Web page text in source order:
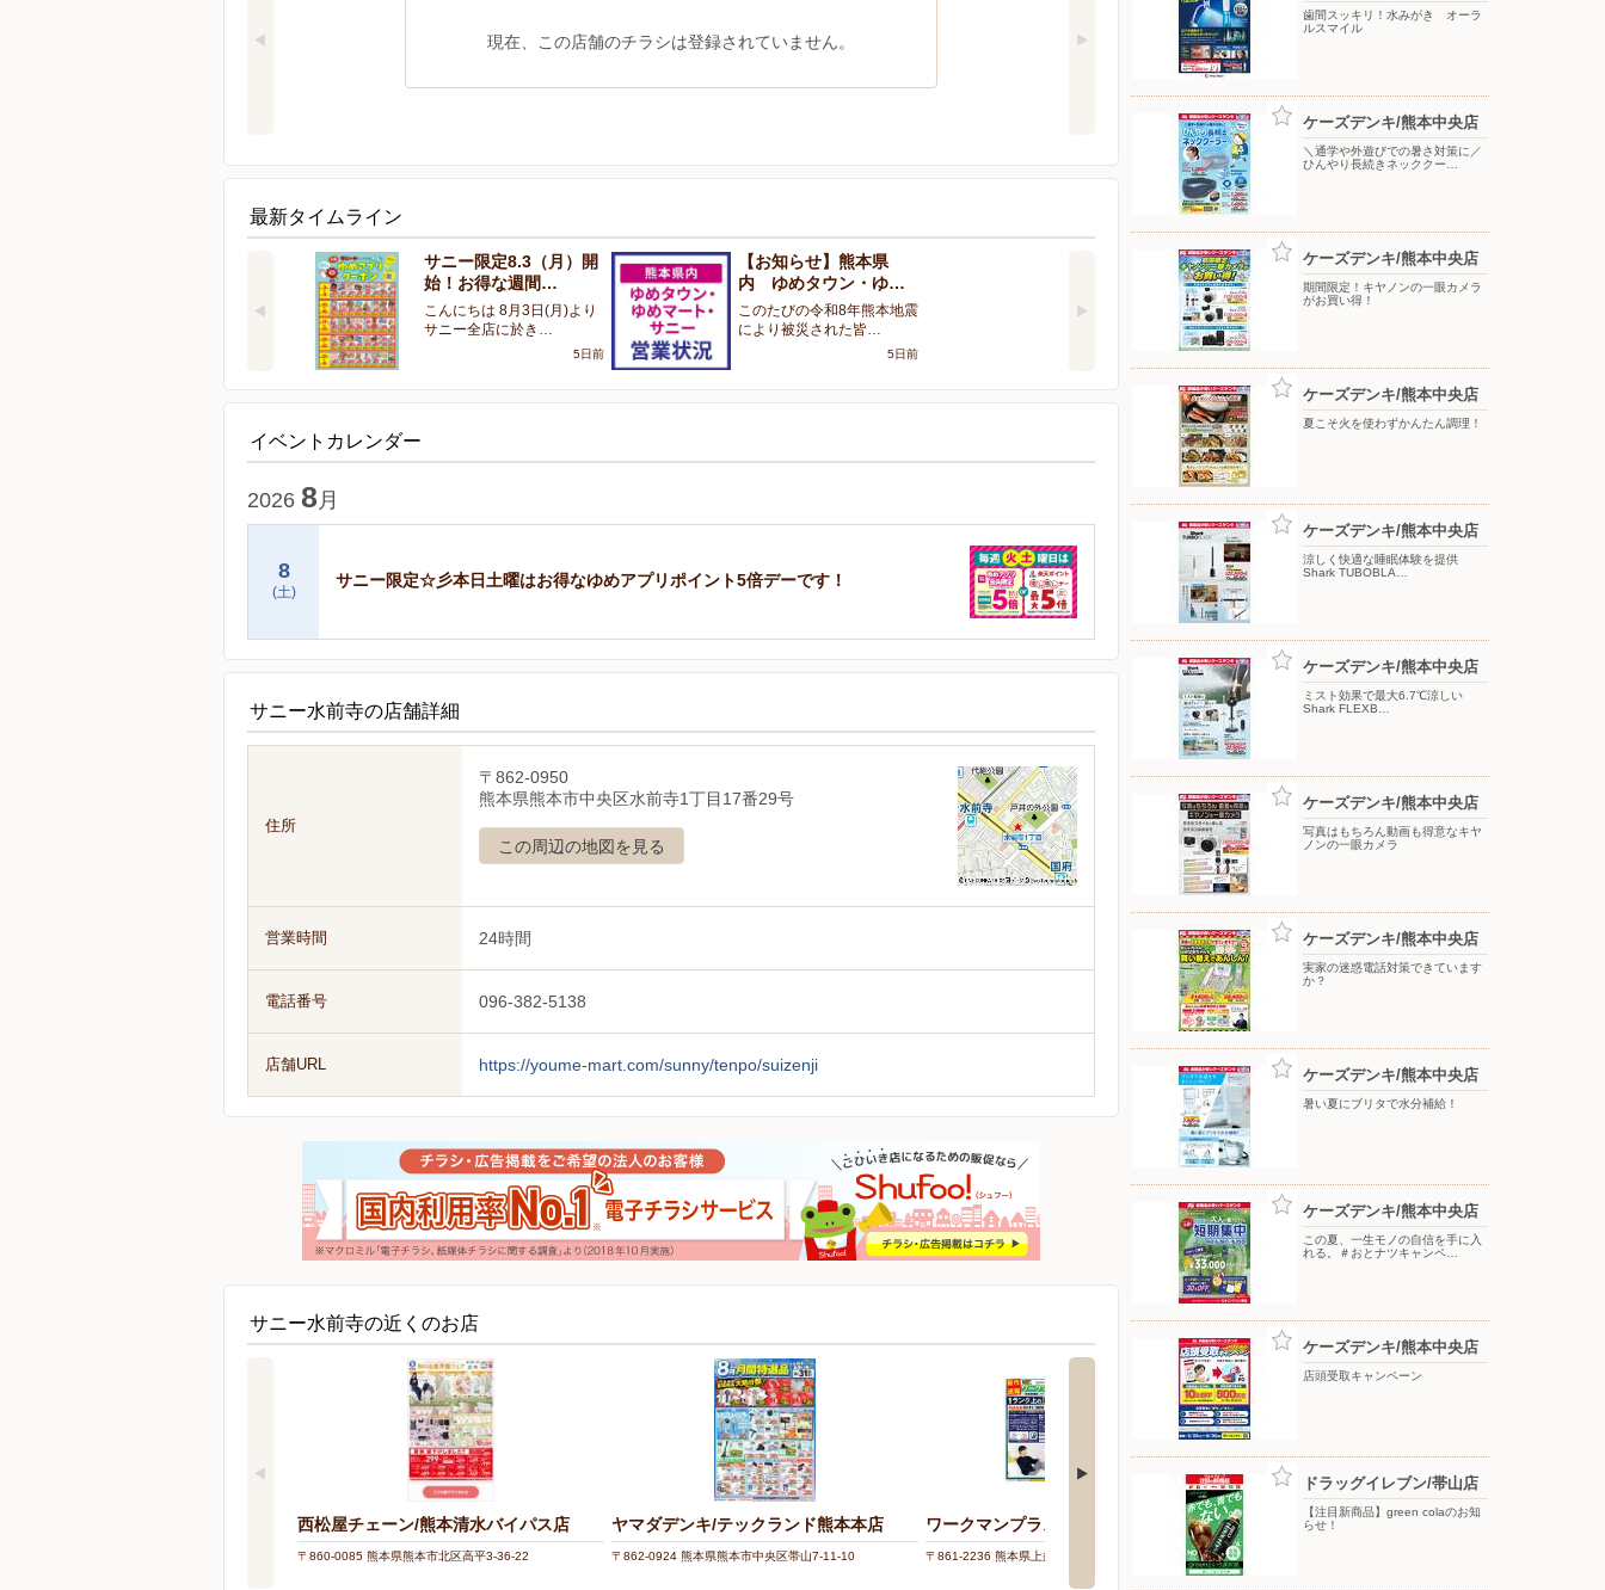
現在、この店舗のチラシは登録されていません。
最新タイムライン
サニー限定8.3（月）開
始！お得な週間…
こんにちは 8月3日(月)より
サニー全店に於き…
5日前
【お知らせ】熊本県
内 ゆめタウン・ゆ…
このたびの令和8年熊本地震
により被災された皆…
5日前
イベントカレンダー
2026 8 月
8
(土)
サニー限定☆彡本日土曜はお得なゆめアプリポイント5倍デーです！
サニー水前寺の店舗詳細
住所
〒862-0950
熊本県熊本市中央区水前寺1丁目17番29号
この周辺の地図を見る
営業時間 24時間
電話番号 096-382-5138
店舗URL https://youme-mart.com/sunny/tenpo/suizenji
サニー水前寺の近くのお店
西松屋チェーン/熊本清水バイパス店
〒860-0085 熊本県熊本市北区高平3-36-22
ヤマダデンキ/テックランド熊本本店
〒862-0924 熊本県熊本市中央区帯山7-11-10
ワークマンプラス熊本桜木東店
〒861-2236 熊本県上益城郡益城町大字広崎８４６－１
ケーズデンキ/菊陽店
〒869-1101 熊本県菊池郡菊陽町津久礼12-29
歯間スッキリ！水みがき オーラ
ルスマイル
ケーズデンキ/熊本中央店
＼通学や外遊びでの暑さ対策に／
ひんやり長続きネッククー…
ケーズデンキ/熊本中央店
期間限定！キヤノンの一眼カメラ
がお買い得！
ケーズデンキ/熊本中央店
夏こそ火を使わずかんたん調理！
ケーズデンキ/熊本中央店
涼しく快適な睡眠体験を提供
Shark TUBOBLA…
ケーズデンキ/熊本中央店
ミスト効果で最大6.7℃涼しい
Shark FLEXB…
ケーズデンキ/熊本中央店
写真はもちろん動画も得意なキヤ
ノンの一眼カメラ
ケーズデンキ/熊本中央店
実家の迷惑電話対策できています
か？
ケーズデンキ/熊本中央店
暑い夏にブリタで水分補給！
ケーズデンキ/熊本中央店
この夏、一生モノの自信を手に入
れる。＃おとナツキャンペ…
ケーズデンキ/熊本中央店
店頭受取キャンペーン
ドラッグイレブン/帯山店
【注目新商品】green colaのお知
らせ！